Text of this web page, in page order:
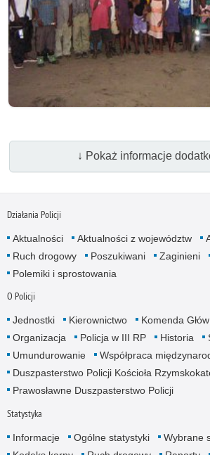
↓ Pokaż informacje
Działania Policji
Aktualności Aktualności z województw
Ruch drogowy
Poszukiwani Zaginieni
Polemiki i sprostowania
O Policji
Jednostki Kierownictwo
Komenda
Organizacja
Policja w III RP Historia
Umundurowanie
Współpraca
Duszpasterstwo Policji Kościoła
Prawosławne Duszpasterstwo Policji
Statystyka
Informacje Ogólne statystyki
Wybrane